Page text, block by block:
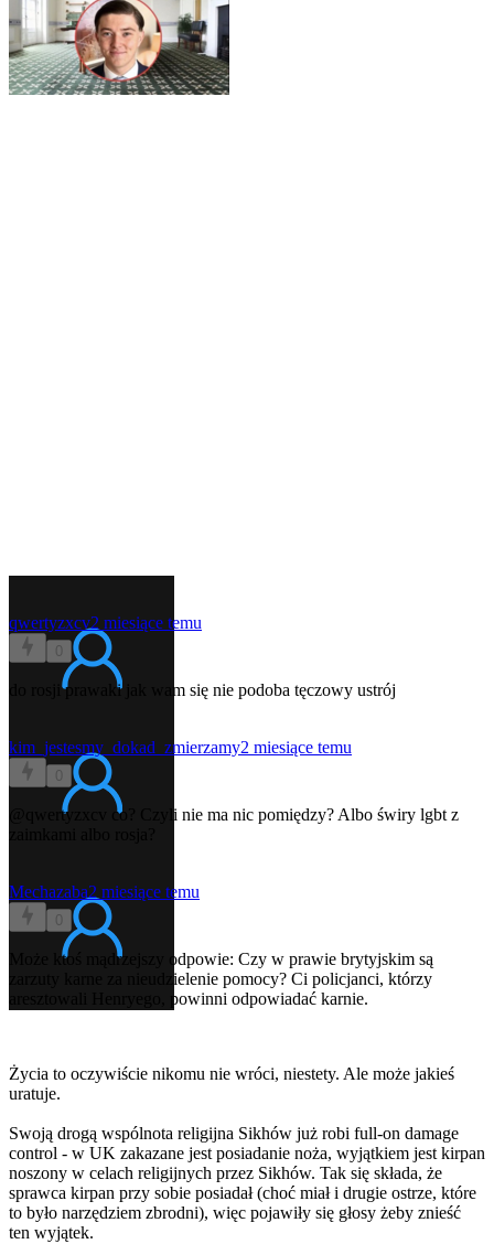
qwertyzxcv2 miesiące temu
0
do rosji prawaki jak wam się nie podoba tęczowy ustrój
kim_jestesmy_dokad_zmierzamy2 miesiące temu
0
@qwertyzxcv
co? Czyli nie ma nic pomiędzy? Albo świry lgbt z
Mechazaba2 miesiące temu
0
Może ktoś mądrzejszy odpowie: Czy w prawie brytyjskim są
zarzuty karne za nieudzielenie pomocy? Ci policjanci, którzy
aresztowali Henryego, powinni odpowiadać karnie.
Życia to oczywiście nikomu nie wróci, niestety. Ale może jakieś
uratuje.
Swoją drogą wspólnota religijna Sikhów już robi full-on damage
control - w UK zakazane jest posiadanie noża, wyjątkiem jest kirpan
noszony w celach religijnych przez Sikhów. Tak się składa, że
sprawca kirpan przy sobie posiadał (choć miał i drugie ostrze, które
to było narzędziem zbrodni), więc pojawiły się głosy żeby znieść
ten wyjątek.